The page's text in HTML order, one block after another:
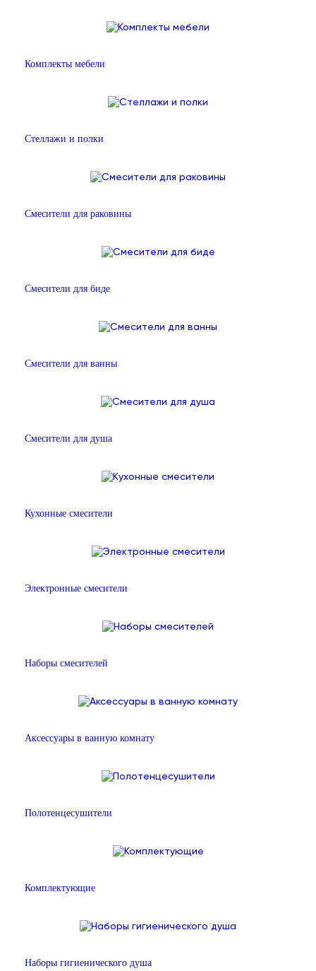
Комплекты мебели
Стеллажи и полки
Смесители для раковины
Смесители для биде
Смесители для ванны
Смесители для душа
Кухонные смесители
Электронные смесители
Наборы смесителей
Аксессуары в ванную комнату
Полотенцесушители
Комплектующие
Наборы гигиенического душа